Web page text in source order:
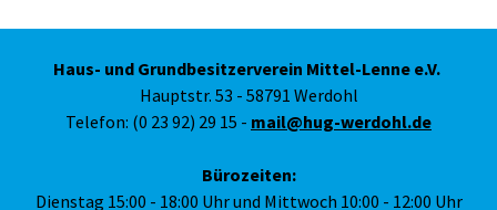
Haus- und Grundbesitzerverein Mittel-Lenne e.V.
Hauptstr. 53 - 58791 Werdohl
Telefon: (0 23 92) 29 15 - mail@hug-werdohl.de
Bürozeiten:
Dienstag 15:00 - 18:00 Uhr und Mittwoch 10:00 - 12:00 Uhr